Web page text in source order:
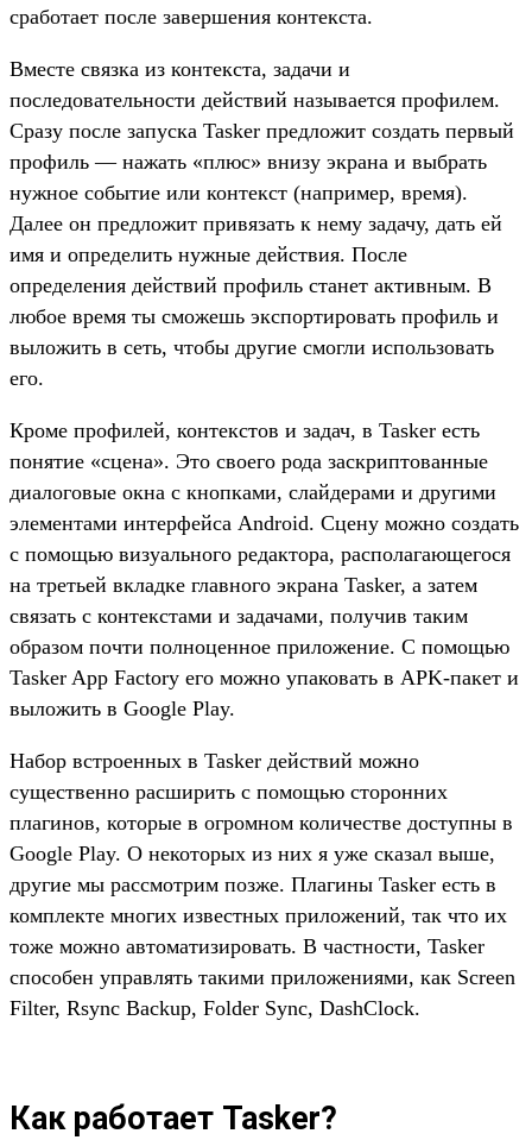
сработает после завершения контекста.
Вместе связка из контекста, задачи и
последовательности действий называется профилем.
Сразу после запуска Tasker предложит создать первый
профиль — нажать «плюс» внизу экрана и выбрать
нужное событие или контекст (например, время).
Далее он предложит привязать к нему задачу, дать ей
имя и определить нужные действия. После
определения действий профиль станет активным. В
любое время ты сможешь экспортировать профиль и
выложить в сеть, чтобы другие смогли использовать
его.
Кроме профилей, контекстов и задач, в Tasker есть
понятие «сцена». Это своего рода заскриптованные
диалоговые окна с кнопками, слайдерами и другими
элементами интерфейса Android. Сцену можно создать
с помощью визуального редактора, располагающегося
на третьей вкладке главного экрана Tasker, а затем
связать с контекстами и задачами, получив таким
образом почти полноценное приложение. С помощью
Tasker App Factory его можно упаковать в APK-пакет и
выложить в Google Play.
Набор встроенных в Tasker действий можно
существенно расширить с помощью сторонних
плагинов, которые в огромном количестве доступны в
Google Play. О некоторых из них я уже сказал выше,
другие мы рассмотрим позже. Плагины Tasker есть в
комплекте многих известных приложений, так что их
тоже можно автоматизировать. В частности, Tasker
способен управлять такими приложениями, как Screen
Filter, Rsync Backup, Folder Sync, DashClock.
Как работает Tasker?